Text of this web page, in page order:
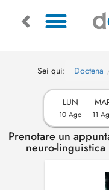
Sei qui: Doctena
LUN
10 Ago 11
Prenotare un
neuro-